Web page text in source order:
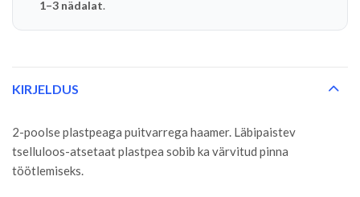
1–3 nädalat.
KIRJELDUS
2-poolse plastpeaga puitvarrega haamer. Läbipaistev
tselluloos-atsetaat plastpea sobib ka värvitud pinna
töötlemiseks.